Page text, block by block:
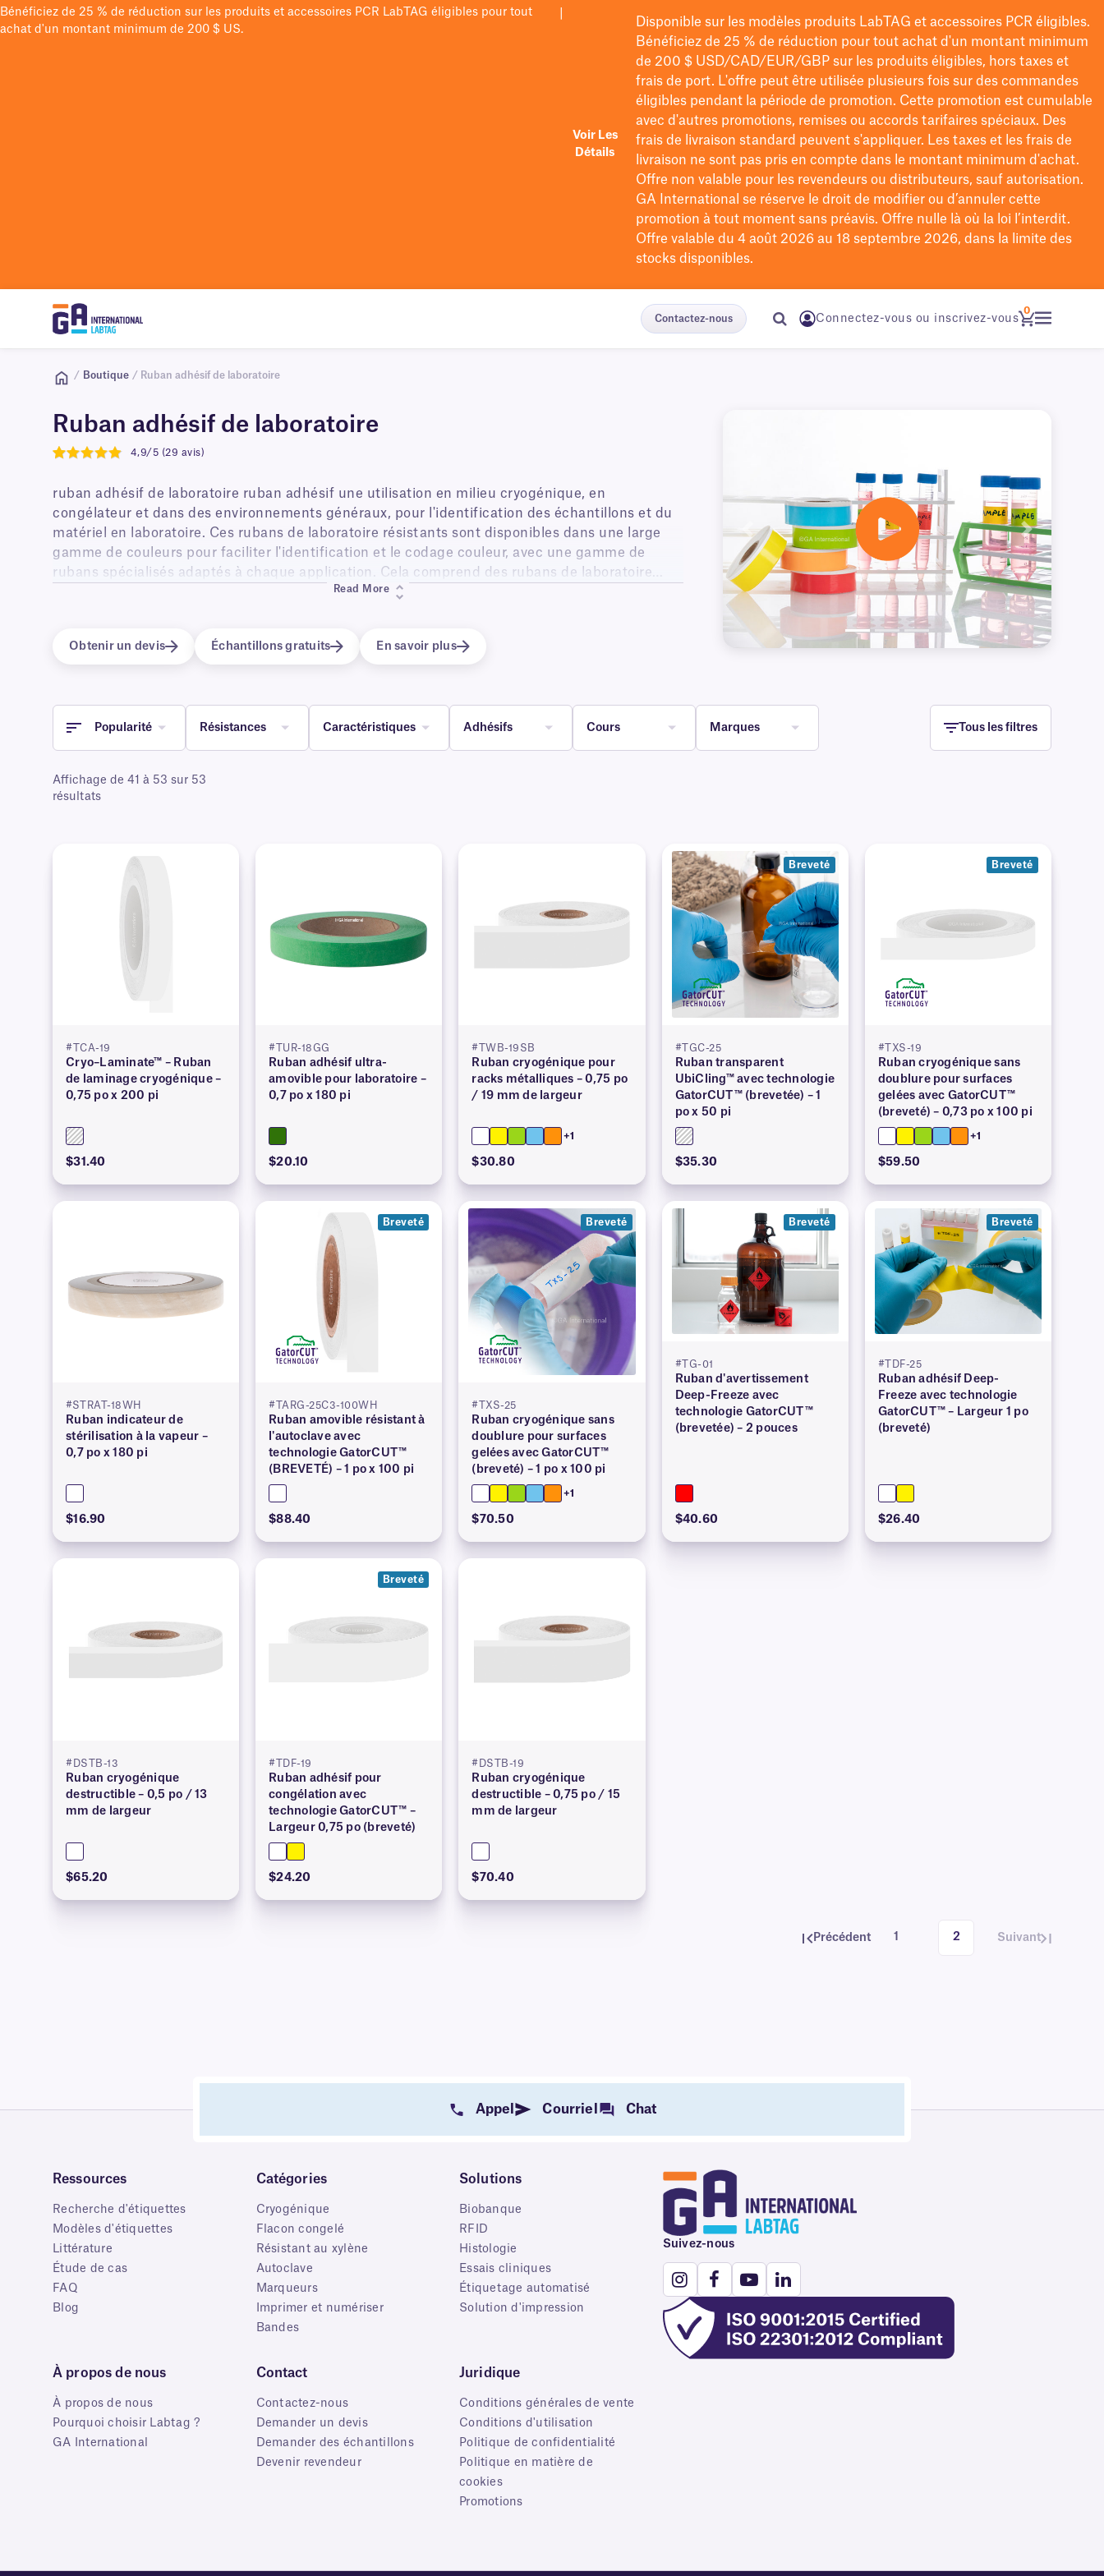
Bénéficiez de 25 % de réduction sur les produits et accessoires PCR LabTAG éligibles pour tout
achat d'un montant minimum de 200 $ US.
Voir Les
Détails
Disponible sur les modèles produits LabTAG et accessoires PCR éligibles.
Bénéficiez de 25 % de réduction pour tout achat d'un montant minimum
de 200 $USD/CAD/EUR/GBPsur les produits éligibles, hors taxes et
frais de port. L'offre peut être utilisée plusieurs fois sur des commandes
éligibles pendant la période de promotion. Cette promotion est cumulable
avec d'autres promotions, remises ou accords tarifaires spéciaux. Des
frais de livraison standard peuvent s'appliquer. Les taxes et les frais de
livraison ne sont pas pris en compte dans le montant minimum d'achat.
Offre non valable pour les revendeurs ou distributeurs, sauf autorisation.
GA International se réserve le droit de modifierou d’annuler cette
promotion à tout moment sans préavis. Offre nulle là où la loi l’interdit.
Offre valable du 4 août 2026 au 18 septembre 2026, dans la limite des
stocks disponibles.
Contactez-nous Connectez-vous ou inscrivez-vous
0
/ Boutique / Ruban adhésif de laboratoire
Ruban adhésif de laboratoire
4,9/5 (29 avis)
ruban adhésif de laboratoire ruban adhésif une utilisation en milieu cryogénique, en
congélateur et dans des environnements généraux, pour l'identification des échantillons et du
matériel en laboratoire. Ces rubans de laboratoire résistants sont disponibles dans une large
gamme de couleurs pour faciliter l'identification et le codage couleur, avec une gamme de
rubans spécialisés adaptés à chaque application. Cela comprend des rubans de laboratoire
cryogéniques, tels que le ruban CryoSTUCK® pour l'étiquetage congelé déjà congelé , ruban
adhésif de laboratoire colorés amovibles et ruban adhésif pour autoclave ruban adhésif
Read More
Obtenir un devis Échantillons gratuits En savoir plus
Précédent Suivant
Popularité Résistances Caractéristiques Adhésifs Cours Marques Tous les filtres
Affichage de 41 à 53 sur 53
résultats
#TCA-19
Cryo–Laminate™ – Ruban
de laminage cryogénique –
0,75 po x 200 pi
$31.40
#TUR-18GG
Ruban adhésif ultra-
amovible pour laboratoire –
0,7 po x 180 pi
$20.10
#TWB-19SB
Ruban cryogénique pour
racks métalliques – 0,75 po
/ 19 mm de largeur
+1
$30.80
Breveté
#TGC-25
Ruban transparent
UbiCling™ avec technologie
GatorCUT™ (brevetée) – 1
po x 50 pi
$35.30
Breveté
#TXS-19
Ruban cryogénique sans
doublure pour surfaces
gelées avec GatorCUT™
(breveté) – 0,73 po x 100 pi
+1
$59.50
#STRAT-18WH
Ruban indicateur de
stérilisation à la vapeur –
0,7 po x 180 pi
$16.90
Breveté
#TARG-25C3-100WH
Ruban amovible résistant à
l'autoclave avec
technologie GatorCUT™
(BREVETÉ) – 1 po x 100 pi
$88.40
Breveté
#TXS-25
Ruban cryogénique sans
doublure pour surfaces
gelées avec GatorCUT™
(breveté) – 1 po x 100 pi
+1
$70.50
Breveté
#TG-01
Ruban d'avertissement
Deep-Freeze avec
technologie GatorCUT™
(brevetée) – 2 pouces
$40.60
Breveté
#TDF-25
Ruban adhésif Deep-
Freeze avec technologie
GatorCUT™ – Largeur 1 po
(breveté)
$26.40
#DSTB-13
Ruban cryogénique
destructible – 0,5 po / 13
mm de largeur
$65.20
Breveté
#TDF-19
Ruban adhésif pour
congélation avec
technologie GatorCUT™ –
Largeur 0,75 po (breveté)
$24.20
#DSTB-19
Ruban cryogénique
destructible – 0,75 po / 15
mm de largeur
$70.40
Précédent 1 2 Suivant
Appel Courriel Chat
Ressources
Recherche d'étiquettes
Modèles d'étiquettes
Littérature
Étude de cas
FAQ
Blog
Catégories
Cryogénique
Flacon congelé
Résistant au xylène
Autoclave
Marqueurs
Imprimer et numériser
Bandes
Solutions
Biobanque
RFID
Histologie
Essais cliniques
Étiquetage automatisé
Solution d'impression
À propos de nous
À propos de nous
Pourquoi choisir Labtag ?
GA International
Contact
Contactez-nous
Demander un devis
Demander des échantillons
Devenir revendeur
Juridique
Conditions générales de vente
Conditions d'utilisation
Politique de confidentialité
Politique en matière de
cookies
Promotions
Suivez-nous